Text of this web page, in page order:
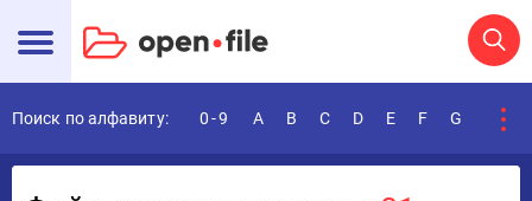
Поиск по алфавиту: 0-9 A B C D E F G